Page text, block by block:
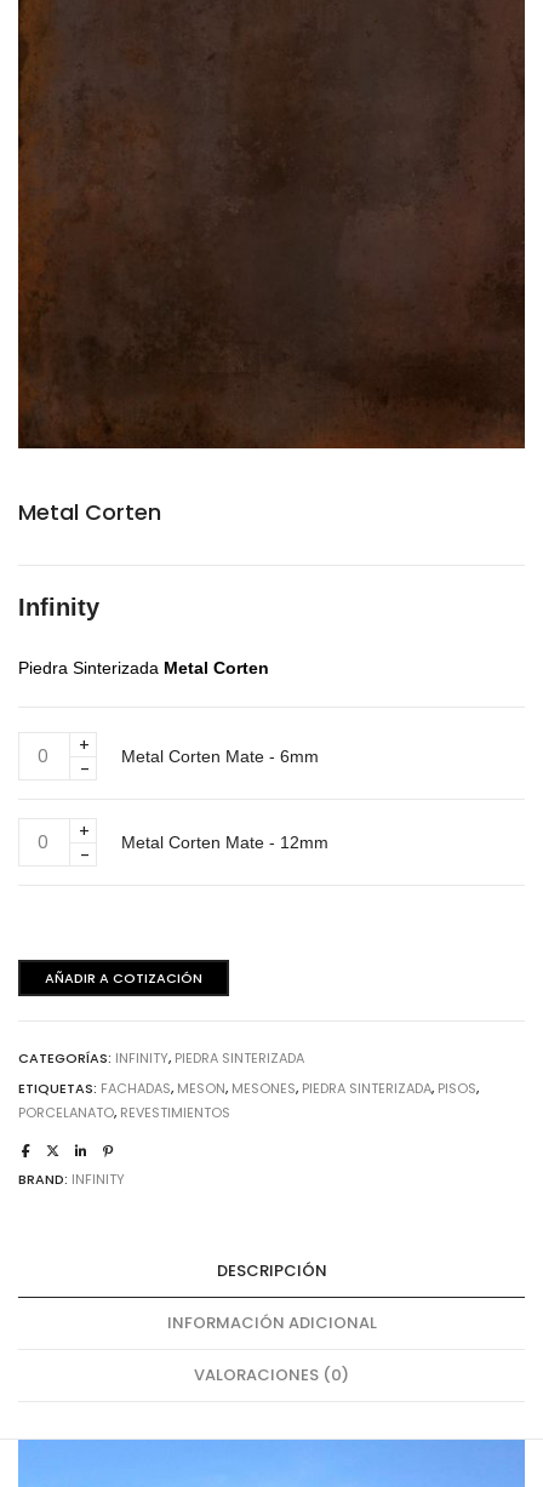
Metal Corten
Infinity
Piedra Sinterizada Metal Corten
Metal
Corten
6mm
Metal Corten Mate - 6mm
Metal
Corten
cantidad
Metal Corten Mate - 12mm
AÑADIR A COTIZACIÓN
CATEGORÍAS: INFINITY, PIEDRA SINTERIZADA
ETIQUETAS: FACHADAS, MESON, MESONES, PIEDRA SINTERIZADA, PISOS,
PORCELANATO, REVESTIMIENTOS
BRAND: INFINITY
DESCRIPCIÓN
INFORMACIÓN ADICIONAL
VALORACIONES (0)